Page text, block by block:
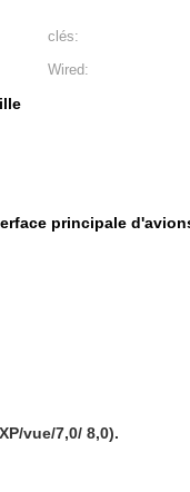
clés:
Wired:
principale
vue/7,0/ 8,0).